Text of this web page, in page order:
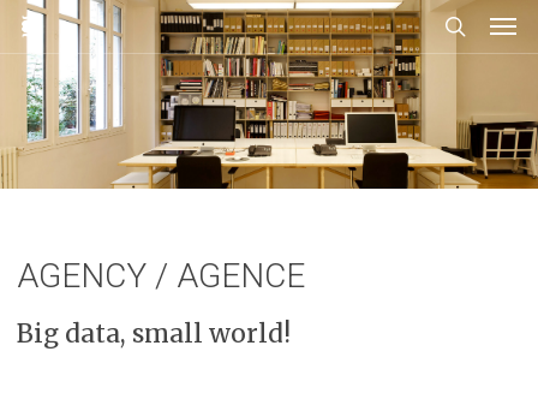
Skip
main
content
search
AGENCY / AGENCE
Big data, small world!